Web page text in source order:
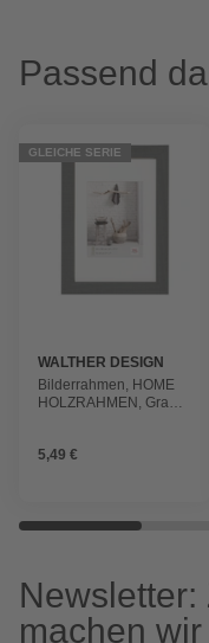
Passend
GLEICHE SERIE
WALTHER DESIGN
Bilderrahmen, HOME
HOLZRAHMEN, Grau,
5,49 €
Newsletter:
machen